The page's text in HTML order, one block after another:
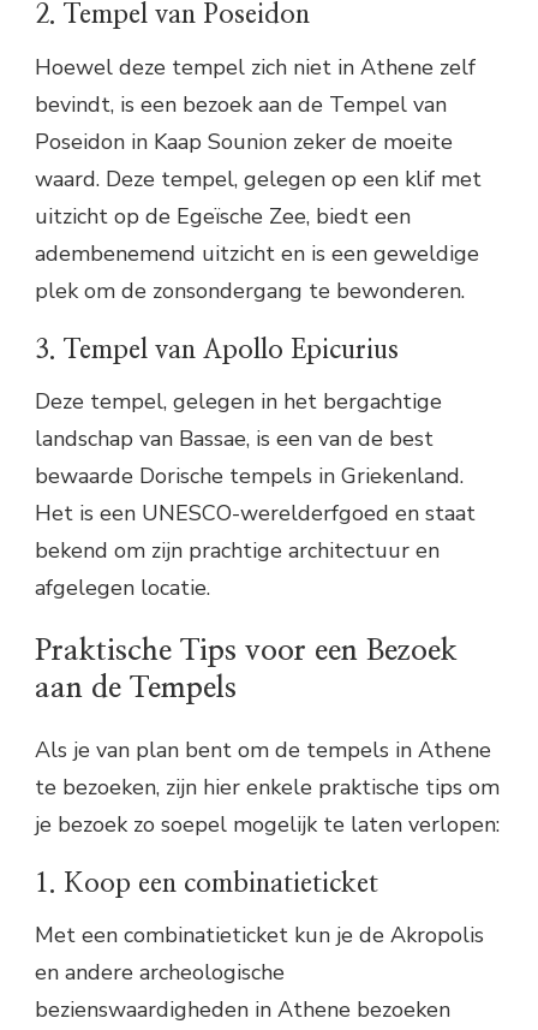
2. Tempel van Poseidon
Hoewel deze tempel zich niet in Athene zelf
bevindt, is een bezoek aan de Tempel van
Poseidon in Kaap Sounion zeker de moeite
waard. Deze tempel, gelegen op een klif met
uitzicht op de Egeïsche Zee, biedt een
adembenemend uitzicht en is een geweldige
plek om de zonsondergang te bewonderen.
3. Tempel van Apollo Epicurius
Deze tempel, gelegen in het bergachtige
landschap van Bassae, is een van de best
bewaarde Dorische tempels in Griekenland.
Het is een UNESCO-werelderfgoed en staat
bekend om zijn prachtige architectuur en
afgelegen locatie.
Praktische Tips voor een Bezoek
aan de Tempels
Als je van plan bent om de tempels in Athene
te bezoeken, zijn hier enkele praktische tips om
je bezoek zo soepel mogelijk te laten verlopen:
1. Koop een combinatieticket
Met een combinatieticket kun je de Akropolis
en andere archeologische
bezienswaardigheden in Athene bezoeken